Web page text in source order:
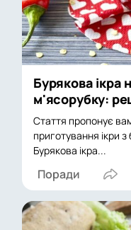
Бурякова ікра
м'ясорубку:
Стаття пропонує
приготування ікри з
Бурякова ікра...
Поради